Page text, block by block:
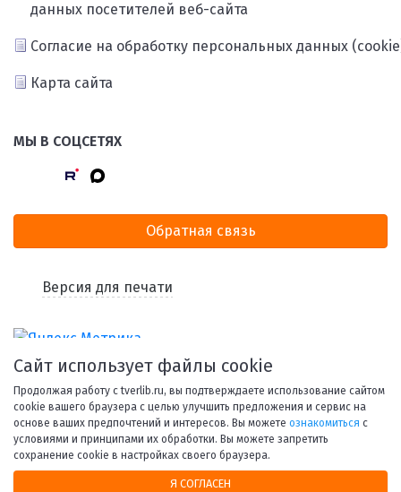
данных посетителей веб-сайта
Согласие на обработку персональных данных
Карта сайта
МЫ В СОЦСЕТЯХ
Обратная связь
Версия для печати
© 1998-2026 Тверская областная библиотека им. А. М.
Горького.
Сайт использует файлы cookie
Продолжая работу с tverlib.ru, вы подтверждаете использование сайтом
cookie вашего браузера с целью улучшить предложения и сервис на
основе ваших предпочтений и интересов. Вы можете ознакомиться с
условиями и принципами их обработки. Вы можете запретить
сохранение cookie в настройках своего браузера.
Я СОГЛАСЕН